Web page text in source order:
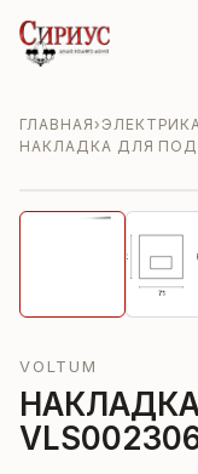
ГЛАВНАЯ›
НАКЛАДКА ДЛЯ
VOLTUM